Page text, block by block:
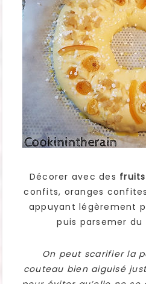
Décorer avec des
confits, oranges
appuyant légèrement
puis parsemer du
On peut scarifier la
couteau bien aiguisé